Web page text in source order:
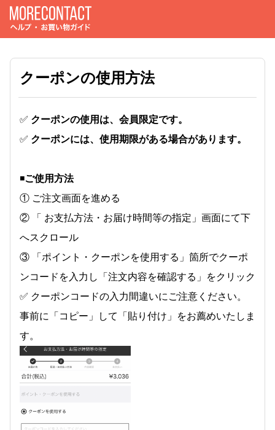
クーポンの使用方法
✅ クーポンの使用は、会員限定です。
✅ クーポンには、使用期限がある場合があります。
◾️ご使用方法
① ご注文画面を進める
② 「 お支払方法・お届け時間等の指定」画面にて下
へスクロール
③ 「ポイント・クーポンを使用する」箇所でクーポ
ンコードを入力し「注文内容を確認する」をクリック
✅ クーポンコードの入力間違いにご注意ください。
事前に「コピー」して「貼り付け」をお薦めいたしま
す。